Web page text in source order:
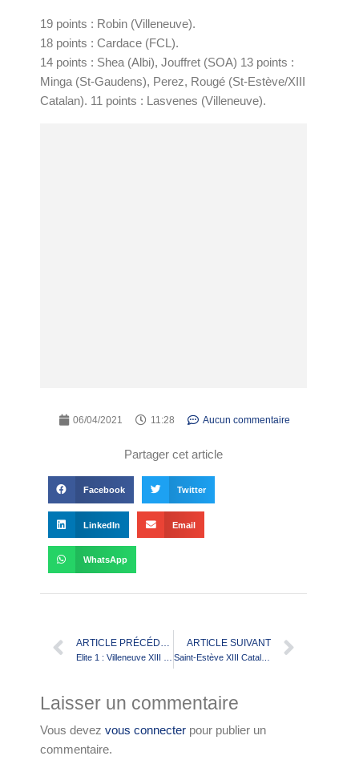
19 points : Robin (Villeneuve).
18 points : Cardace (FCL).
14 points : Shea (Albi), Jouffret (SOA) 13 points :
Minga (St-Gaudens), Perez, Rougé (St-Estève/XIII
Catalan). 11 points : Lasvenes (Villeneuve).
06/04/2021 11:28 Aucun commentaire
Partager cet article
Facebook Twitter
LinkedIn Email
WhatsApp
ARTICLE SUIVANT
Laisser un commentaire
Vous devez vous connecter pour publier un
commentaire.